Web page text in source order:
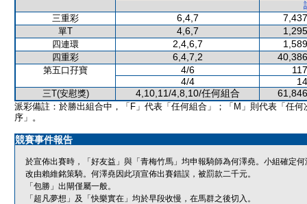
三重彩
6,4,7
單T 4,6,7
四連環 2,4,6,7
四重彩 6,4,7,2
第五口孖寶 4/6
4/4
三T(安慰獎) 4,10,11/4,8,10/任何組合
派彩備註：於勝出組合中，「F」代表「任何組合」；「M」則代表「任何
序」。
競賽事件報告
於宣佈出賽時，「好友益」與「青梅竹馬」均申報騎師為何澤堯。小組確定
改由賴維銘策騎。何澤堯因此項宣佈出賽錯誤，被罰款二千元。
「包勝」出閘僅屬一般。
「超凡夢想」及「快樂實在」均於早段收慢，在馬群之後切入。